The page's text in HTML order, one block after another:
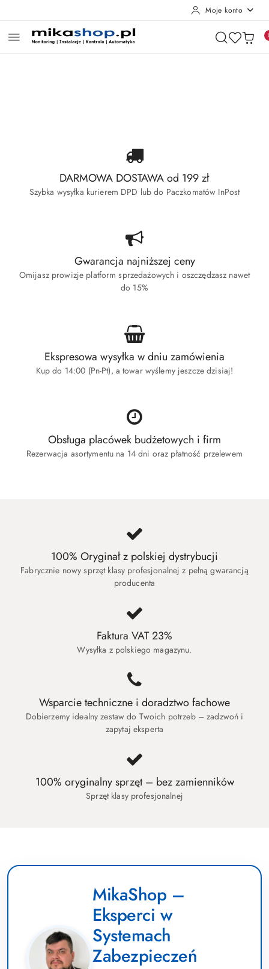
Moje konto
DARMOWA DOSTAWA od 199 zł
Szybka wysyłka kurierem DPD lub do Paczkomatów InPost
Gwarancja najniższej ceny
Omijasz prowizje platform sprzedażowych i oszczędzasz nawet
do 15%
Ekspresowa wysyłka w dniu zamówienia
Kup do 14:00 (Pn-Pt), a towar wyślemy jeszcze dzisiaj!
Obsługa placówek budżetowych i firm
Rezerwacja asortymentu na 14 dni oraz płatność przelewem
100% Oryginał z polskiej dystrybucji
Fabrycznie nowy sprzęt klasy profesjonalnej z pełną gwarancją
producenta
Faktura VAT 23%
Wysyłka z polskiego magazynu.
Wsparcie techniczne i doradztwo fachowe
Dobierzemy idealny zestaw do Twoich potrzeb – zadzwoń i
zapytaj eksperta
100% oryginalny sprzęt – bez zamienników
Sprzęt klasy profesjonalnej
MikaShop –
Eksperci w
Systemach
Zabezpieczeń